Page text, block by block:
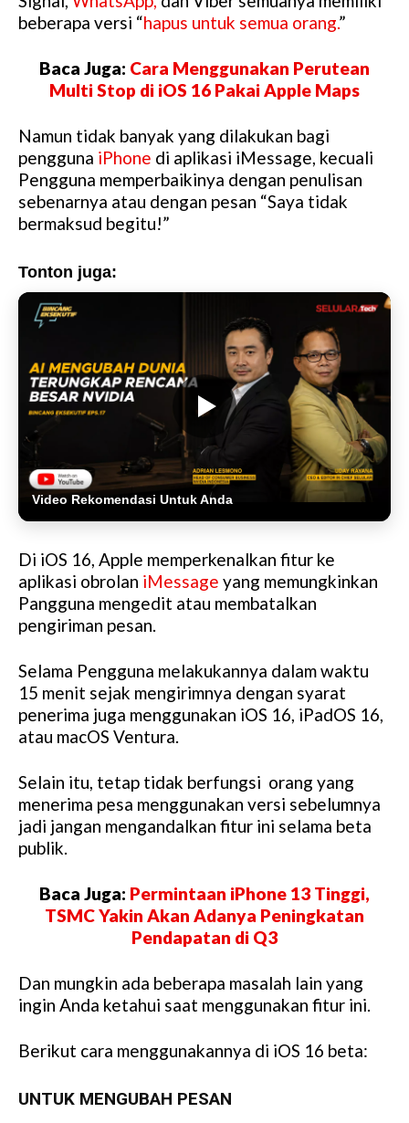
u
t
beberapa versi “hapus untuk semua orang.”
Baca Juga: Cara Menggunakan Perutean
Multi Stop di iOS 16 Pakai Apple Maps
Namun tidak banyak yang dilakukan bagi
pengguna iPhone di aplikasi iMessage, kecuali
Pengguna memperbaikinya dengan penulisan
sebenarnya atau dengan pesan “Saya tidak
bermaksud begitu!”
Tonton juga:
Video Rekomendasi Untuk Anda
Di iOS 16, Apple memperkenalkan fitur ke
aplikasi obrolan iMessage yang memungkinkan
Pangguna mengedit atau membatalkan
pengiriman pesan.
Selama Pengguna melakukannya dalam waktu
15 menit sejak mengirimnya dengan syarat
penerima juga menggunakan iOS 16, iPadOS 16,
atau macOS Ventura.
Selain itu, tetap tidak berfungsi orang yang
menerima pesa menggunakan versi sebelumnya
jadi jangan mengandalkan fitur ini selama beta
publik.
Baca Juga: Permintaan iPhone 13 Tinggi,
TSMC Yakin Akan Adanya Peningkatan
Pendapatan di Q3
Dan mungkin ada beberapa masalah lain yang
ingin Anda ketahui saat menggunakan fitur ini.
Berikut cara menggunakannya di iOS 16 beta:
UNTUK MENGUBAH PESAN